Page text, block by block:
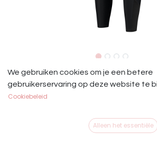
Mrs. Ros Rijbroek
Zwart
We gebruiken cookies om je een betere
gebruikerservaring op deze website te
Cookiebeleid
Alleen het essentiële